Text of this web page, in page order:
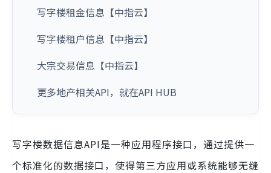
写字楼租金信息【中指云】
写字楼租户信息【中指云】
大宗交易信息【中指云】
更多地产相关API，就在API HUB
写字楼数据信息API是一种应用程序接口，通过提供一
个标准化的数据接口，使得第三方应用或系统能够无缝